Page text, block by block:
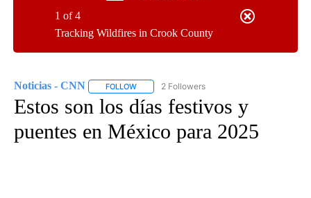
Tracking Wildfires in Crook County
1 of 4
Noticias - CNN FOLLOW FOLLOW "NOTICIAS - CNN" TO RECEIVE
2 Followers
Estos son los días festivos y
puentes en México para 2025